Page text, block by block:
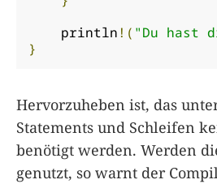
    println
!( "Du hast
}
Hervorzuheben ist, das
Statements und Schleifen
benötigt werden. Werden
genutzt, so warnt der